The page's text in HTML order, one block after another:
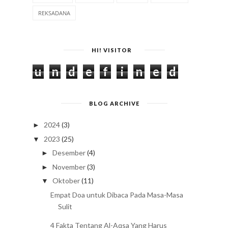
REKSADANA
HI! VISITOR
u n d e f i n e d
BLOG ARCHIVE
► 2024(3)
▼ 2023 (25)
► Desember(4)
► November(3)
▼ Oktober(11)
Empat Doa untuk Dibaca Pada Masa-Masa
Sulit
4 Fakta Tentang Al-Aqsa Yang Harus